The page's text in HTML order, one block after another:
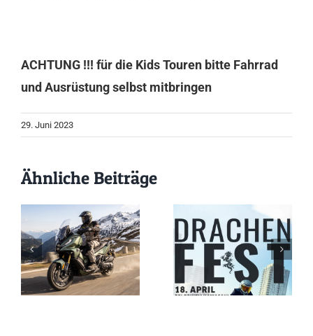
ACHTUNG !!! für die Kids Touren bitte Fahrrad
und Ausrüstung selbst mitbringen
29. Juni 2023
Ähnliche Beiträge